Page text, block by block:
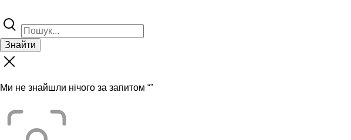
Знайти
Ми не знайшли нічого за запитом “”